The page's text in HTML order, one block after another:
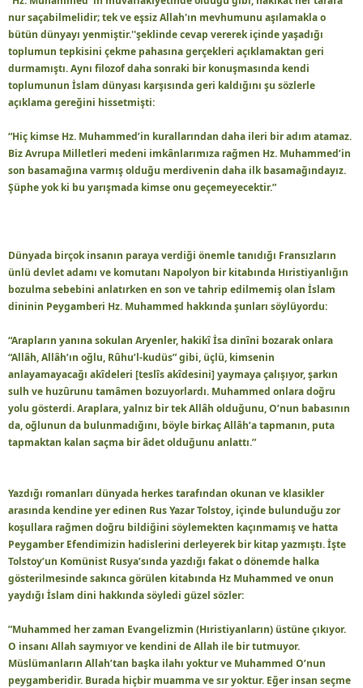
nur saçabilmelidir; tek ve eşsiz Allah'ın mevhumunu aşılamakla o
bütün dünyayı yenmiştir.''şeklinde cevap vererek içinde yaşadığı
toplumun tepkisini çekme pahasına gerçekleri açıklamaktan geri
durmamıştı. Aynı filozof daha sonraki bir konuşmasında kendi
toplumunun İslam dünyası karşısında geri kaldığını şu sözlerle
açıklama gereğini hissetmişti:
“Hiç kimse Hz. Muhammed’in kurallarından daha ileri bir adım atamaz.
Biz Avrupa Milletleri medeni imkânlarımıza rağmen Hz. Muhammed’in
son basamağına varmış olduğu merdivenin daha ilk basamağındayız.
Şüphe yok ki bu yarışmada kimse onu geçemeyecektir.”
Dünyada birçok insanın paraya verdiği önemle tanıdığı Fransızların
ünlü devlet adamı ve komutanı Napolyon bir kitabında Hıristiyanlığın
bozulma sebebini anlatırken en son ve tahrip edilmemiş olan İslam
dininin Peygamberi Hz. Muhammed hakkında şunları söylüyordu:
“Arapların yanına sokulan Aryenler, hakikî İsa dinîni bozarak onlara
“Allâh, Allâh’ın oğlu, Rûhu’l-kudüs” gibi, üçlü, kimsenin
anlayamayacağı akîdeleri [teslîs akîdesini] yaymaya çalışıyor, şarkın
sulh ve huzûrunu tamâmen bozuyorlardı. Muhammed onlara doğru
yolu gösterdi. Araplara, yalnız bir tek Allâh olduğunu, O’nun babasının
da, oğlunun da bulunmadığını, böyle birkaç Allâh’a tapmanın, puta
tapmaktan kalan saçma bir âdet olduğunu anlattı.”
Yazdığı romanları dünyada herkes tarafından okunan ve klasikler
arasında kendine yer edinen Rus Yazar Tolstoy, içinde bulunduğu zor
koşullara rağmen doğru bildiğini söylemekten kaçınmamış ve hatta
Peygamber Efendimizin hadislerini derleyerek bir kitap yazmıştı. İşte
Tolstoy’un Komünist Rusya’sında yazdığı fakat o dönemde halka
gösterilmesinde sakınca görülen kitabında Hz Muhammed ve onun
yaydığı İslam dini hakkında söyledi güzel sözler:
”Muhammed her zaman Evangelizmin (Hıristiyanların) üstüne çıkıyor.
O insanı Allah saymıyor ve kendini de Allah ile bir tutmuyor.
Müslümanların Allah’tan başka ilahı yoktur ve Muhammed O’nun
peygamberidir. Burada hiçbir muamma ve sır yoktur. Eğer insan seçme